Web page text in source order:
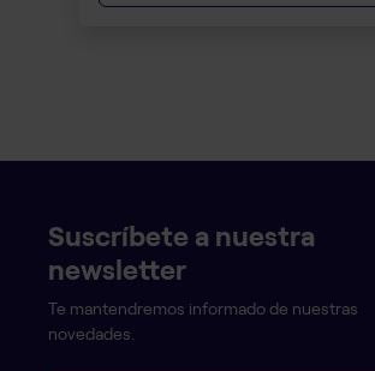
Suscríbete a nuestra
newsletter
Te mantendremos informado de nuestras
novedades.